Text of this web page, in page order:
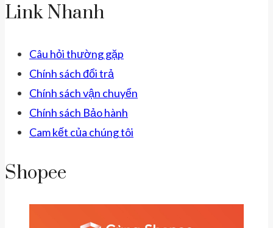
Link Nhanh
Câu hỏi thường gặp
Chính sách đổi trả
Chính sách vận chuyển
Chính sách Bảo hành
Cam kết của chúng tôi
Shopee